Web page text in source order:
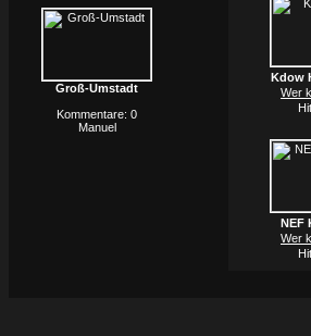
Groß-Umstadt
Kommentare: 0
Manuel
Kdow
Wer
NEF
Wer